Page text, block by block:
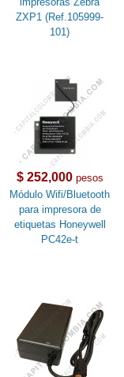
ZXP1 (Ref.105999-
101)
$ 252,000pesos
Módulo Wifi/Bluetooth
para impresora de
etiquetas Honeywell
PC42e-t